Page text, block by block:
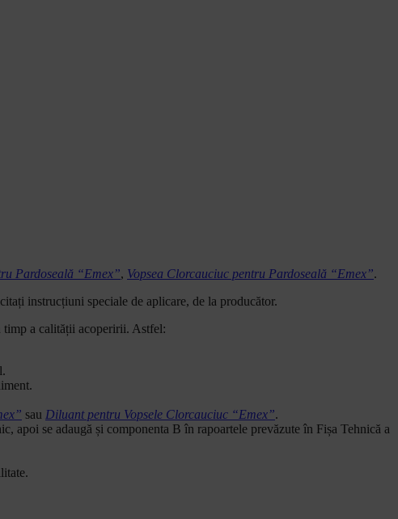
Pardoseală “Emex”, Vopsea Clorcauciuc pentru Pardoseală “Emex”.
instrucțiuni speciale de aplicare, de la producător.
timp a calității acoperirii. Astfel:
sau Diluant pentru Vopsele Clorcauciuc “Emex”.
apoi se adaugă și componenta B în rapoartele prevăzute în Fișa Tehnică a